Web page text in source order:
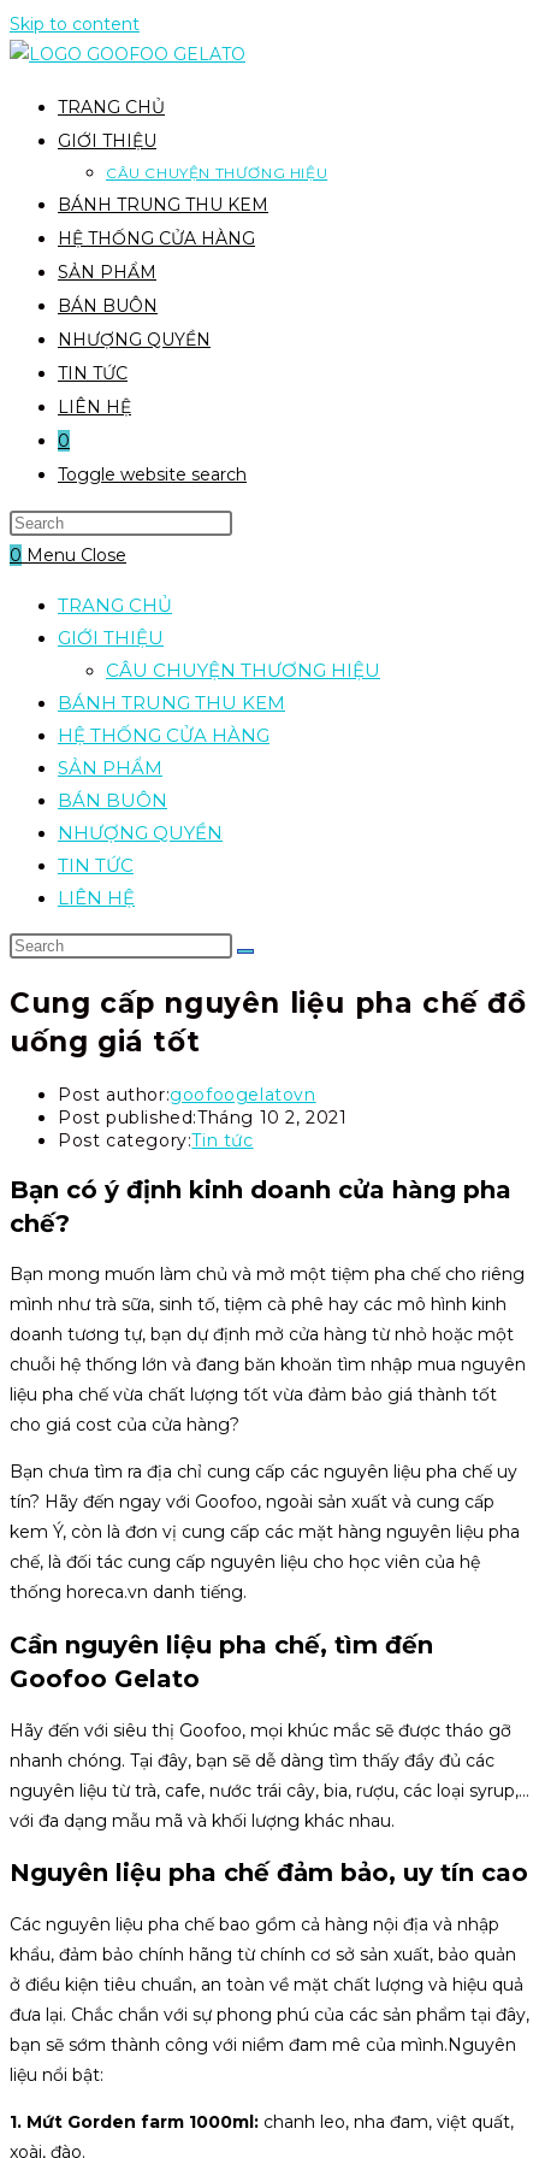
Skip to content
TRANG CHỦ
GIỚI THIỆU
CÂU CHUYỆN THƯƠNG HIỆU
BÁNH TRUNG THU KEM
HỆ THỐNG CỬA HÀNG
SẢN PHẨM
BÁN BUÔN
NHƯỢNG QUYỀN
TIN TỨC
LIÊN HỆ
0
Toggle website search
0 Menu Close
TRANG CHỦ
GIỚI THIỆU
CÂU CHUYỆN THƯƠNG HIỆU
BÁNH TRUNG THU KEM
HỆ THỐNG CỬA HÀNG
SẢN PHẨM
BÁN BUÔN
NHƯỢNG QUYỀN
TIN TỨC
LIÊN HỆ
Cung cấp nguyên liệu pha chế đồ
uống giá tốt
Post author:goofoogelatovn
Post published:Tháng 10 2, 2021
Post category:Tin tức
Bạn có ý định kinh doanh cửa hàng pha
chế?
Bạn mong muốn làm chủ và mở một tiệm pha chế cho riêng
mình như trà sữa, sinh tố, tiệm cà phê hay các mô hình kinh
doanh tương tự, bạn dự định mở cửa hàng từ nhỏ hoặc một
chuỗi hệ thống lớn và đang băn khoăn tìm nhập mua nguyên
liệu pha chế vừa chất lượng tốt vừa đảm bảo giá thành tốt
cho giá cost của cửa hàng?
Bạn chưa tìm ra địa chỉ cung cấp các nguyên liệu pha chế uy
tín? Hãy đến ngay với Goofoo, ngoài sản xuất và cung cấp
kem Ý, còn là đơn vị cung cấp các mặt hàng nguyên liệu pha
chế, là đối tác cung cấp nguyên liệu cho học viên của hệ
thống horeca.vn danh tiếng.
Cần nguyên liệu pha chế, tìm đến
Goofoo Gelato
Hãy đến với siêu thị Goofoo, mọi khúc mắc sẽ được tháo gỡ
nhanh chóng. Tại đây, bạn sẽ dễ dàng tìm thấy đầy đủ các
nguyên liệu từ trà, cafe, nước trái cây, bia, rượu, các loại syrup,…
với đa dạng mẫu mã và khối lượng khác nhau.
Nguyên liệu pha chế đảm bảo, uy tín cao
Các nguyên liệu pha chế bao gồm cả hàng nội địa và nhập
khẩu, đảm bảo chính hãng từ chính cơ sở sản xuất, bảo quản
ở điều kiện tiêu chuẩn, an toàn về mặt chất lượng và hiệu quả
đưa lại. Chắc chắn với sự phong phú của các sản phẩm tại đây,
bạn sẽ sớm thành công với niềm đam mê của mình.Nguyên
liệu nổi bật:
1. Mứt Gorden farm 1000ml: chanh leo, nha đam, việt quất,
xoài, đào.